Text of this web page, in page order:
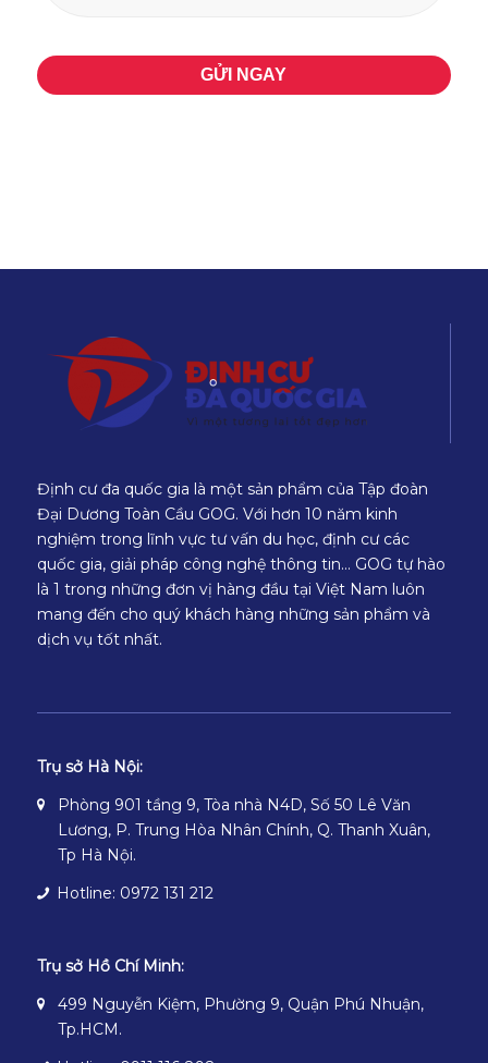
Định cư đa quốc gia là một sản phẩm của Tập đoàn
Đại Dương Toàn Cầu GOG. Với hơn 10 năm kinh
nghiệm trong lĩnh vực tư vấn du học, định cư các
quốc gia, giải pháp công nghệ thông tin… GOG tự hào
là 1 trong những đơn vị hàng đầu tại Việt Nam luôn
mang đến cho quý khách hàng những sản phẩm và
dịch vụ tốt nhất.
Trụ sở Hà Nội:
Phòng 901 tầng 9, Tòa nhà N4D, Số 50 Lê Văn
Lương, P. Trung Hòa Nhân Chính, Q. Thanh Xuân,
Tp Hà Nội.
Hotline: 0972 131 212
Trụ sở Hồ Chí Minh:
499 Nguyễn Kiệm, Phường 9, Quận Phú Nhuận,
Tp.HCM.